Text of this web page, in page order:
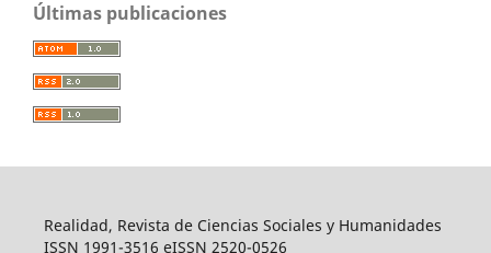
Últimas publicaciones
Realidad, Revista de Ciencias Sociales y Humanidades
ISSN 1991-3516 eISSN 2520-0526